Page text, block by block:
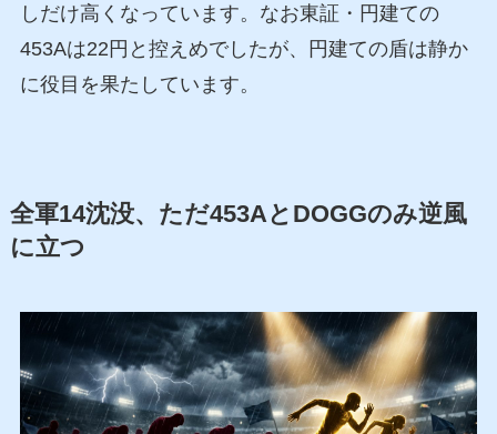
しだけ高くなっています。なお東証・円建ての
453Aは22円と控えめでしたが、円建ての盾は静か
に役目を果たしています。
全軍14沈没、ただ453AとDOGGのみ逆風
に立つ